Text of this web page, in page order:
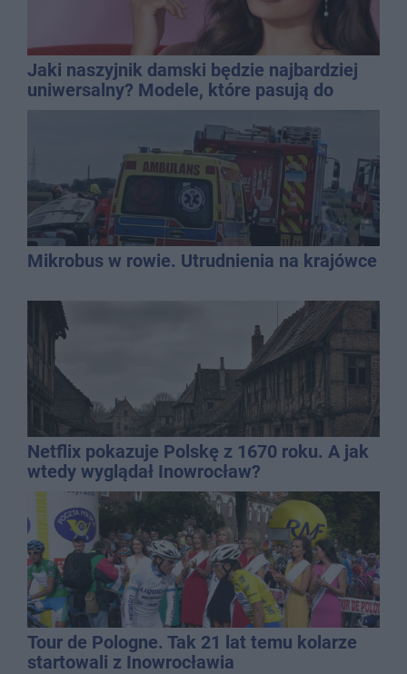
Jaki naszyjnik damski będzie najbardziej
uniwersalny? Modele, które pasują do
wielu stylizacji
Mikrobus w rowie. Utrudnienia na krajówce
Netflix pokazuje Polskę z 1670 roku. A jak
wtedy wyglądał Inowrocław?
Tour de Pologne. Tak 21 lat temu kolarze
startowali z Inowrocławia